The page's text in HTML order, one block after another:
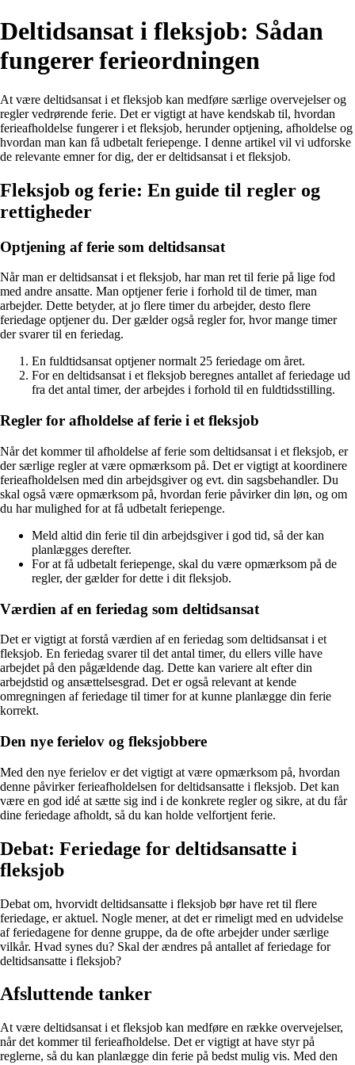
Deltidsansat i fleksjob: Sådan
fungerer ferieordningen
At være deltidsansat i et fleksjob kan medføre særlige overvejelser og
regler vedrørende ferie. Det er vigtigt at have kendskab til, hvordan
ferieafholdelse fungerer i et fleksjob, herunder optjening, afholdelse og
hvordan man kan få udbetalt feriepenge. I denne artikel vil vi udforske
de relevante emner for dig, der er deltidsansat i et fleksjob.
Fleksjob og ferie: En guide til regler og
rettigheder
Optjening af ferie som deltidsansat
Når man er deltidsansat i et fleksjob, har man ret til ferie på lige fod
med andre ansatte. Man optjener ferie i forhold til de timer, man
arbejder. Dette betyder, at jo flere timer du arbejder, desto flere
feriedage optjener du. Der gælder også regler for, hvor mange timer
der svarer til en feriedag.
En fuldtidsansat optjener normalt 25 feriedage om året.
For en deltidsansat i et fleksjob beregnes antallet af feriedage ud
fra det antal timer, der arbejdes i forhold til en fuldtidsstilling.
Regler for afholdelse af ferie i et fleksjob
Når det kommer til afholdelse af ferie som deltidsansat i et fleksjob, er
der særlige regler at være opmærksom på. Det er vigtigt at koordinere
ferieafholdelsen med din arbejdsgiver og evt. din sagsbehandler. Du
skal også være opmærksom på, hvordan ferie påvirker din løn, og om
du har mulighed for at få udbetalt feriepenge.
Meld altid din ferie til din arbejdsgiver i god tid, så der kan
planlægges derefter.
For at få udbetalt feriepenge, skal du være opmærksom på de
regler, der gælder for dette i dit fleksjob.
Værdien af en feriedag som deltidsansat
Det er vigtigt at forstå værdien af en feriedag som deltidsansat i et
fleksjob. En feriedag svarer til det antal timer, du ellers ville have
arbejdet på den pågældende dag. Dette kan variere alt efter din
arbejdstid og ansættelsesgrad. Det er også relevant at kende
omregningen af feriedage til timer for at kunne planlægge din ferie
korrekt.
Den nye ferielov og fleksjobbere
Med den nye ferielov er det vigtigt at være opmærksom på, hvordan
denne påvirker ferieafholdelsen for deltidsansatte i fleksjob. Det kan
være en god idé at sætte sig ind i de konkrete regler og sikre, at du får
dine feriedage afholdt, så du kan holde velfortjent ferie.
Debat: Feriedage for deltidsansatte i
fleksjob
Debat om, hvorvidt deltidsansatte i fleksjob bør have ret til flere
feriedage, er aktuel. Nogle mener, at det er rimeligt med en udvidelse
af feriedagene for denne gruppe, da de ofte arbejder under særlige
vilkår. Hvad synes du? Skal der ændres på antallet af feriedage for
deltidsansatte i fleksjob?
Afsluttende tanker
At være deltidsansat i et fleksjob kan medføre en række overvejelser,
når det kommer til ferieafholdelse. Det er vigtigt at have styr på
reglerne, så du kan planlægge din ferie på bedst mulig vis. Med den